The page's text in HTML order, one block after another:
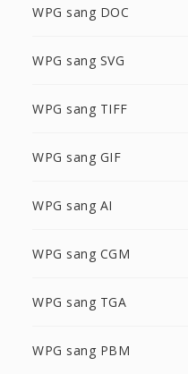
WPG sang DOC
WPG sang SVG
WPG sang TIFF
WPG sang GIF
WPG sang AI
WPG sang CGM
WPG sang TGA
WPG sang PBM